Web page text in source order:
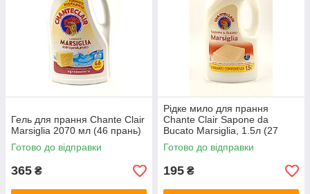
Гель для прання Chante Clair
Marsiglia 2070 мл (46 прань)
Готово до відправки
365 ₴
Рідке мило для прання
Chante Clair Sapone da
Bucato Marsiglia, 1.5л (27
циклів прання)
Готово до відправки
195 ₴